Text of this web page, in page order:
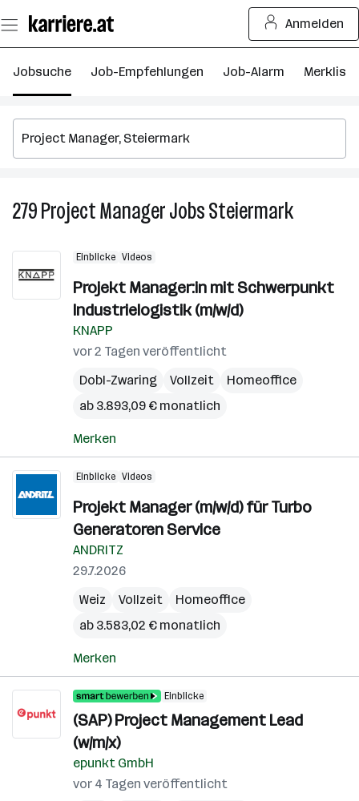
Seiteninhalt
springen
Anmelden
Jobsuche Job-Empfehlungen Job-Alarm Merkliste
279Project ManagerJobsSteiermark279
in
Steiermark
Einblicke Videos
Projekt Manager:in mit Schwerpunkt
Industrielogistik (m/w/d)
KNAPP
vor 2 Tagen veröffentlicht
Dobl-Zwaring
Vollzeit
Homeoffice
ab 3.893,09 € monatlich
Merken
Einblicke Videos
Projekt Manager (m/w/d) für Turbo
Generatoren Service
ANDRITZ
29.7.2026
Weiz
Vollzeit
Homeoffice
ab 3.583,02 € monatlich
Merken
Einblicke
(SAP) Project Management Lead
(w/m/x)
epunkt GmbH
vor 4 Tagen veröffentlicht